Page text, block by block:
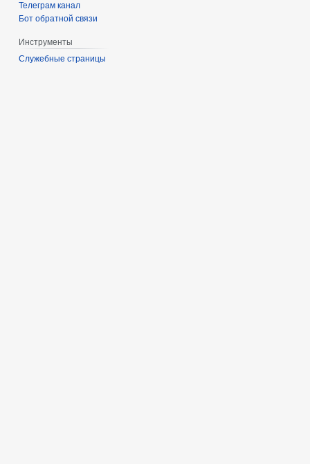
Телеграм канал
Бот обратной связи
Инструменты
Служебные страницы